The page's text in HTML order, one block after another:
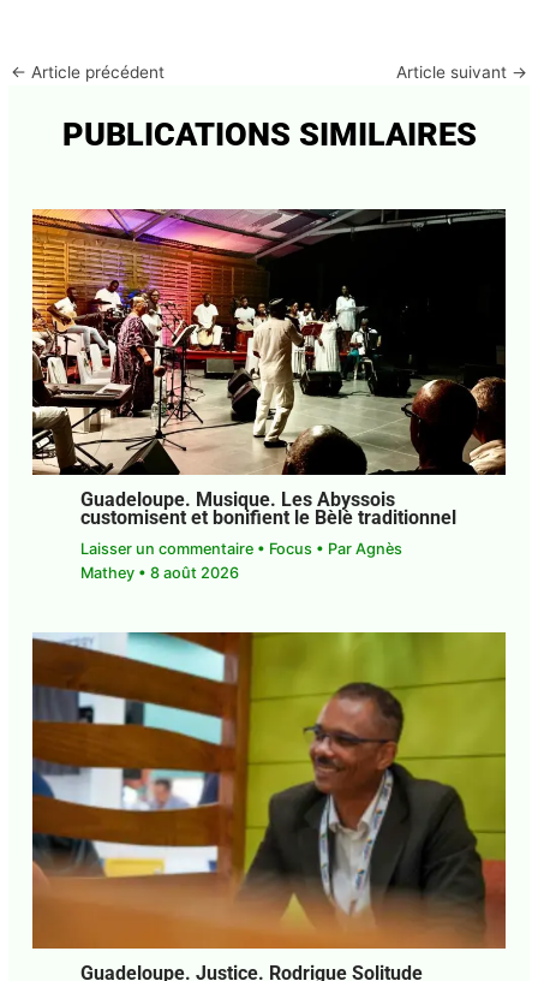
Enregistrer mon nom, mon e-mail et mon site dans
Article précédent Article suivant→
PUBLICATIONS SIMILAIRES
Guadeloupe. Musique. Les Abyssois
customisent et bonifient le Bèlè
traditionnel
Laisser un commentaire •Focus • ParAgnès